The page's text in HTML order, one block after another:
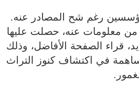
رغم شح المصادر عنه.
معلومات عنه، حصلت عليها
قراء الصفحة الأفاضل، وذلك
في اكتشاف كنوز التراث